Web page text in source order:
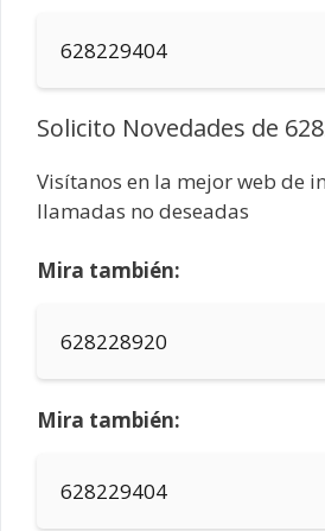
628229404
Solicito Novedades de
Visítanos en la mejor web de
llamadas no deseadas
Mira también:
628228920
Mira también:
628229404